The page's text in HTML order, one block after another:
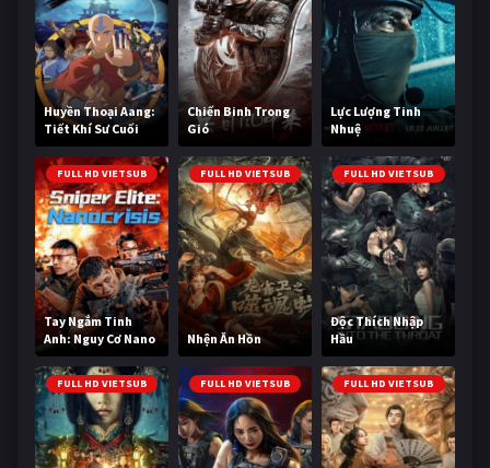
Huyền Thoại Aang:
Tiết Khí Sư Cuối
Cùng
Chiến Binh Trong
Gió
Lực Lượng Tinh
Nhuệ
FULL HD VIETSUB
Tay Ngắm Tinh
Anh: Nguy Cơ Nano
FULL HD VIETSUB
Nhện Ăn Hồn
FULL HD VIETSUB
Độc Thích Nhập
Hầu
FULL HD VIETSUB FULL HD VIETSUB FULL HD VIETSUB